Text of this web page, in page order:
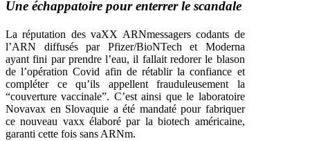
Une échappatoire pour enterrer le scandale
La réputation des vaXX ARNmessagers codants de
l’ARN diffusés par Pfizer/BioNTech et Moderna
ayant fini par prendre l’eau, il fallait redorer le blason
de l’opération Covid afin de rétablir la confiance et
compléter ce qu’ils appellent frauduleusement la
“couverture vaccinale”. C’est ainsi que le laboratoire
Novavax en Slovaquie a été mandaté pour fabriquer
ce nouveau vaxx élaboré par la biotech américaine,
garanti cette fois sans ARNm.